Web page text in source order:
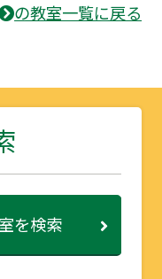
の教室一覧に戻る
を検索